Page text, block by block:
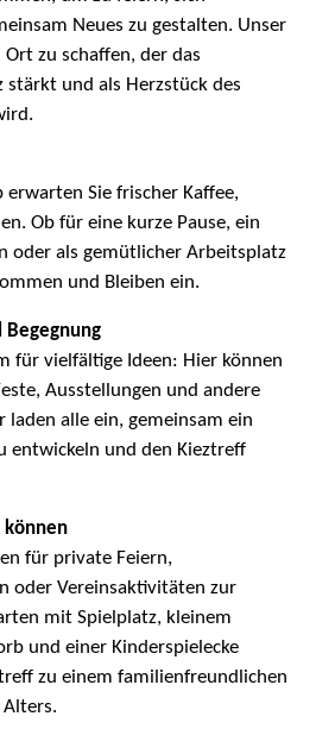
Neues zu gestalten. Unser
zu schaffen, der das
stärkt und als Herzstück des
Sie frischer Kaffee,
Ob für eine kurze Pause, ein
oder als gemütlicher Arbeitsplatz
und Bleiben ein.
Begegnung
für vielfältige Ideen: Hier können
Ausstellungen und andere
alle ein, gemeinsam ein
entwickeln und den Kieztreff
können
für private Feiern,
oder Vereinsaktivitäten zur
mit Spielplatz, kleinem
und einer Kinderspielecke
zu einem familienfreundlichen